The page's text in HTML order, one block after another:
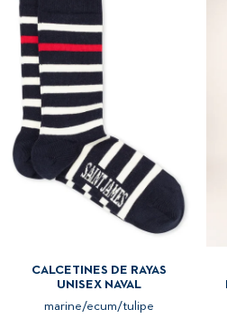
CALCETINES DE RAYAS
UNISEX NAVAL
marine/ecum/tulipe